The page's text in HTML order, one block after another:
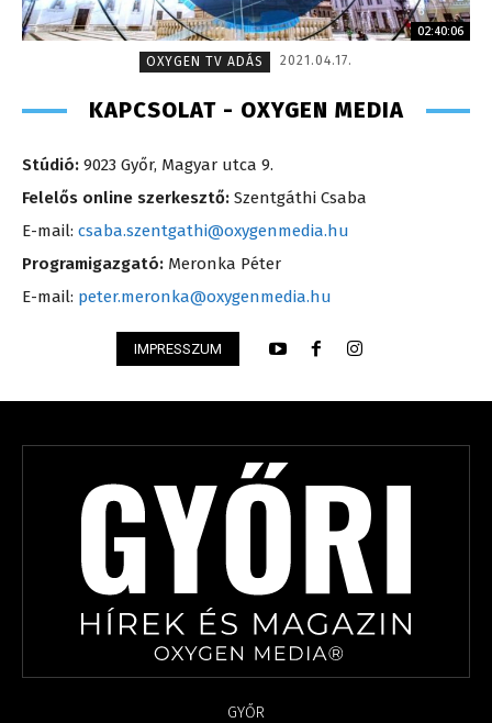
02:40:06
OXYGEN TV ADÁS
2021.04.17.
KAPCSOLAT - OXYGEN MEDIA
Stúdió: 9023 Győr, Magyar utca 9.
Felelős online szerkesztő: Szentgáthi Csaba
E-mail: csaba.szentgathi@oxygenmedia.hu
Programigazgató: Meronka Péter
E-mail: peter.meronka@oxygenmedia.hu
IMPRESSZUM
GYŐR